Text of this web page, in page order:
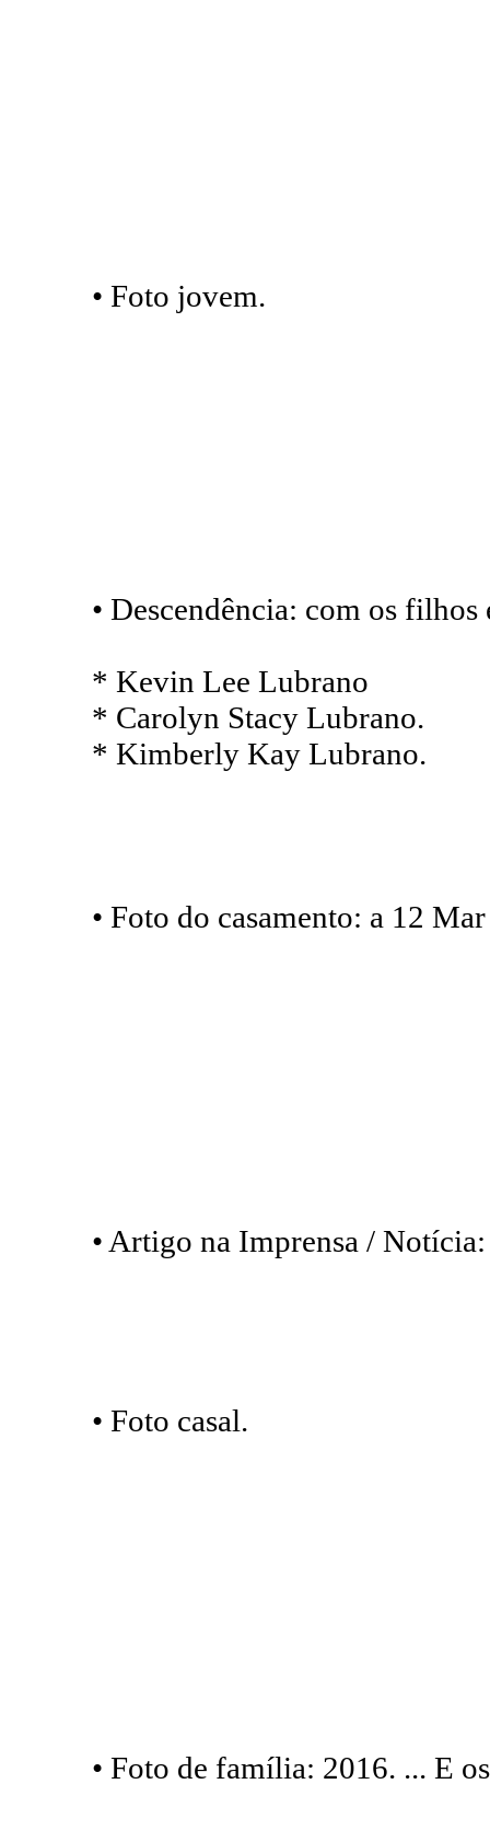
• Foto jovem.
• Descendência: com os
* Kevin Lee Lubrano
* Carolyn Stacy Lubrano.
* Kimberly Kay Lubrano.
• Foto do casamento: a 12
• Artigo na Imprensa /
• Foto casal.
• Foto de família: 2016. ... E